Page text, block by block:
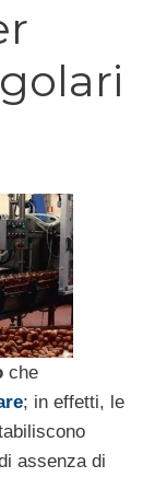
che
; in effetti, le
assenza di